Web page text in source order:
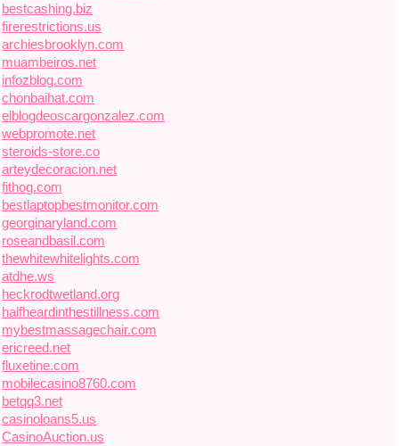
bestcashing.biz
firerestrictions.us
archiesbrooklyn.com
muambeiros.net
infozblog.com
chonbaihat.com
elblogdeoscargonzalez.com
webpromote.net
steroids-store.co
arteydecoracion.net
fithog.com
bestlaptopbestmonitor.com
georginaryland.com
roseandbasil.com
thewhitewhitelights.com
atdhe.ws
heckrodtwetland.org
halfheardinthestillness.com
mybestmassagechair.com
ericreed.net
fluxetine.com
mobilecasino8760.com
betqq3.net
casinoloans5.us
CasinoAuction.us